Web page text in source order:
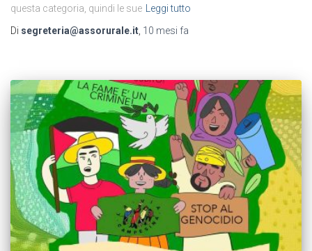
questa categoria, quindi le sue Leggi tutto
Di segreteria@assorurale.it, 10 mesi fa